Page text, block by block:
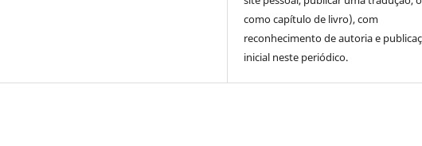
como capítulo de livro), com
reconhecimento de autoria e
inicial neste periódico.